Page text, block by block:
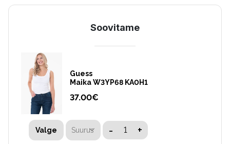
Soovitame
Guess
Maika W3YP68 KA0H1
37.00€
Valge Suurus - +